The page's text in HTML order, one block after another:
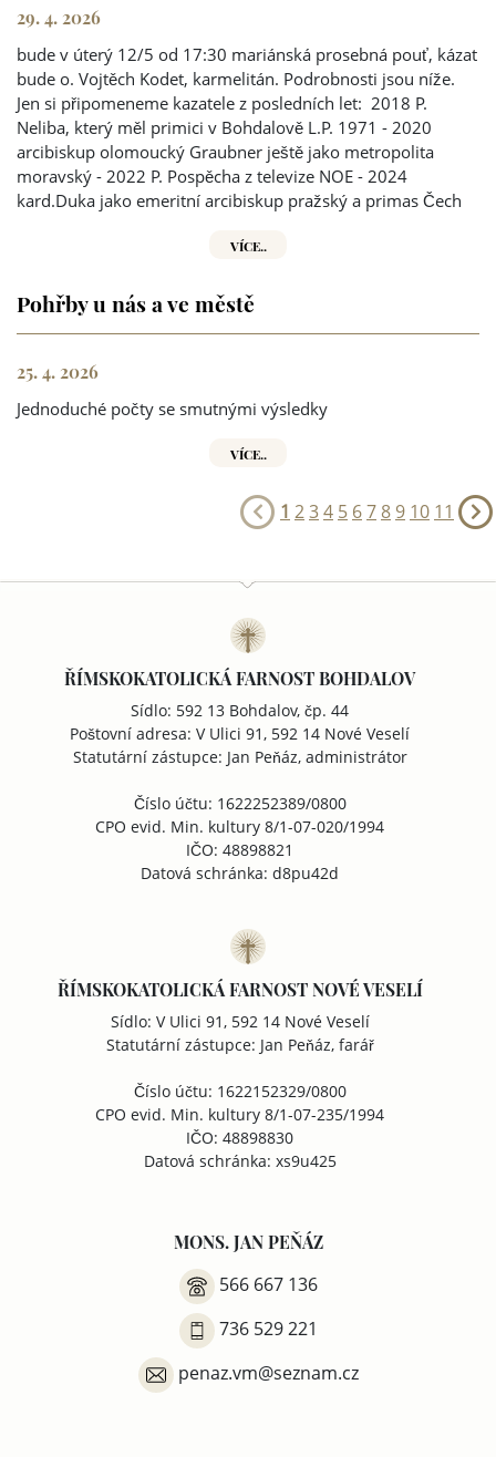
29. 4. 2026
bude v úterý 12/5 od 17:30 mariánská prosebná pouť, kázat
bude o. Vojtěch Kodet, karmelitán. Podrobnosti jsou níže.
Jen si připomeneme kazatele z posledních let: 2018 P.
Neliba, který měl primici v Bohdalově L.P. 1971 - 2020
arcibiskup olomoucký Graubner ještě jako metropolita
moravský - 2022 P. Pospěcha z televize NOE - 2024
kard.Duka jako emeritní arcibiskup pražský a primas Čech
VÍCE..
Pohřby u nás a ve městě
25. 4. 2026
Jednoduché počty se smutnými výsledky
VÍCE..
1 234 5 67 8 9 10 11
ŘÍMSKOKATOLICKÁ FARNOST BOHDALOV
Sídlo: 592 13 Bohdalov, čp. 44
Poštovní adresa: V Ulici 91, 592 14 Nové Veselí
Statutární zástupce: Jan Peňáz, administrátor
Číslo účtu: 1622252389/0800
CPO evid. Min. kultury 8/1-07-020/1994
IČO: 48898821
Datová schránka: d8pu42d
ŘÍMSKOKATOLICKÁ FARNOST NOVÉ VESELÍ
Sídlo: V Ulici 91, 592 14 Nové Veselí
Statutární zástupce: Jan Peňáz, farář
Číslo účtu: 1622152329/0800
CPO evid. Min. kultury 8/1-07-235/1994
IČO: 48898830
Datová schránka: xs9u425
MONS. JAN PEŇÁZ
566 667 136
736 529 221
penaz.vm@seznam.cz